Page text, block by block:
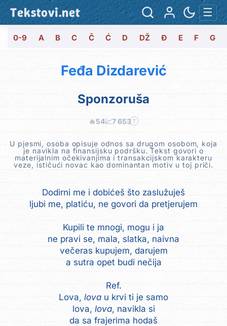
Tekstovi.net ☰
0-9 A B C Č Ć D DŽ Đ E F G
Feđa Dizdarević
Sponzoruša
🔥54📈7 653 ?
U pjesmi, osoba opisuje odnos sa drugom osobom, koja
je navikla na finansijsku podršku. Tekst govori o
materijalnim očekivanjima i transakcijskom karakteru
veze, ističući novac kao dominantan motiv u toj priči.
Dodirni me i dobićeš što zaslužuješ
ljubi me, platiću, ne govori da pretjerujem
Kupili te mnogi, mogu i ja
ne pravi se, mala, slatka, naivna
večeras kupujem, darujem
a sutra opet budi nečija
Ref.
Lova, lova u krvi ti je samo
lova, lova, navikla si
da sa frajerima hodaš